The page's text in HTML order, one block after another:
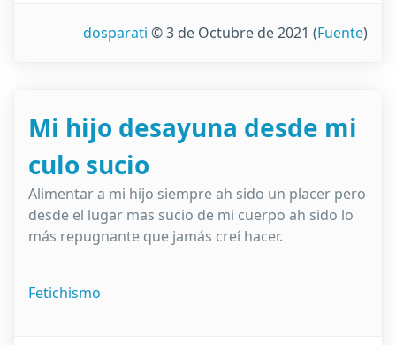
dosparati © 3 de Octubre de 2021 (Fuente)
Mi hijo desayuna desde mi
culo sucio
Alimentar a mi hijo siempre ah sido un placer pero
desde el lugar mas sucio de mi cuerpo ah sido lo
más repugnante que jamás creí hacer.
Fetichismo